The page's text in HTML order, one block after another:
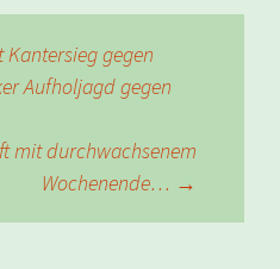
gegen
Aufholjagd gegen
mit durchwachsenem
Wochenende… →